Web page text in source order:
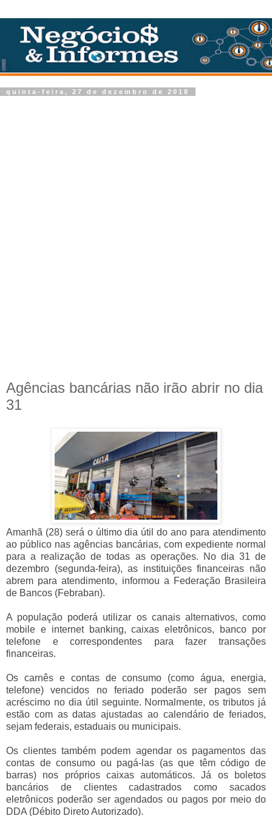
quinta-feira, 27 de dezembro de 2018
Agências bancárias não irão abrir no dia
31
Amanhã (28) será o último dia útil do ano para atendimento
ao público nas agências bancárias, com expediente normal
para a realização de todas as operações. No dia 31 de
dezembro (segunda-feira), as instituições financeiras não
abrem para atendimento, informou a Federação Brasileira
de Bancos (Febraban).
A população poderá utilizar os canais alternativos, como
mobile e internet banking, caixas eletrônicos, banco por
telefone e correspondentes para fazer transações
financeiras.
Os carnês e contas de consumo (como água, energia,
telefone) vencidos no feriado poderão ser pagos sem
acréscimo no dia útil seguinte. Normalmente, os tributos já
estão com as datas ajustadas ao calendário de feriados,
sejam federais, estaduais ou municipais.
Os clientes também podem agendar os pagamentos das
contas de consumo ou pagá-las (as que têm código de
barras) nos próprios caixas automáticos. Já os boletos
bancários de clientes cadastrados como sacados
eletrônicos poderão ser agendados ou pagos por meio do
DDA (Débito Direto Autorizado).